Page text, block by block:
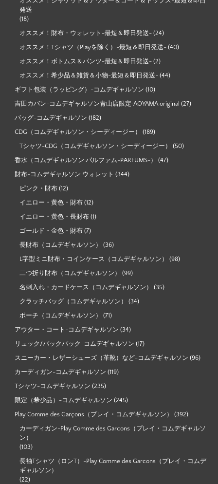
発送-
(18)
オススメ！財布・ウォレット-最短＆即日発送- (24)
オススメ！Tシャツ（Playを除く）-最短＆即日発送- (40)
オススメ！ボトムス＆パンツ-最短＆即日発送- (2)
オススメ！希少品＆雑貨＆小物-最短＆即日発送- (44)
ギフト包装（ラッピング）-コムデギャルソン (10)
吉田カバン-コムデギャルソン青山店限定‐AOYAMA original (27)
バッグ-コムデギャルソン (182)
CDG（コムデギャルソン・シーディージー） (189)
Tシャツ-CDG（コムデギャルソン・シーディージー） (50)
香水（コムデギャルソン パルファム-PARFUMS-） (47)
財布-コムデギャルソン ウォレット (344)
ピンク・財布 (12)
イエロー・黄色・財布 (12)
イエロー・黄色・長財布 (1)
ゴールド・金色・財布 (7)
長財布（コムデギャルソン） (36)
L字型ミニ財布・コインケース（コムデギャルソン） (98)
二つ折り財布（コムデギャルソン） (99)
名刺入れ・カードケース（コムデギャルソン） (35)
クラッチバッグ（コムデギャルソン） (34)
ポーチ（コムデギャルソン） (71)
アウター・コート-コムデギャルソン (34)
リュック/バックパック-コムデギャルソン (17)
スニーカー・レザーシューズ（革靴）など-コムデギャルソン (96)
カーディガン-コムデギャルソン (119)
Tシャツ-コムデギャルソン (235)
限定（希少品）-コムデギャルソン (245)
Play Comme des Garçons（プレイ・コムデギャルソン） (392)
カーディガン-Play Comme des Garcons（プレイ・コムデギャルソ
ン）
(103)
長袖Tシャツ（ロンT）-Play Comme des Garcons（プレイ・コムデ
ギャルソン）
(22)